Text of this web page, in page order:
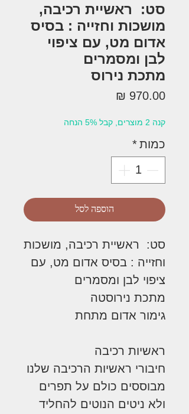
סט: ראשיית רכיבה,
מושכות וחזייה : בסיס
אדום מט, עם ציפוי
לבן ומסמרים
מתכת נירוס
קנה 2 מוצרים, קבל 5% הנחה
כמות*
הוספה לסל
סט: ראשיית רכיבה, מושכות
וחזייה : בסיס אדום מט, עם
ציפוי לבן ומסמרים
מתכת נירוסטה
גימור אדום מתחת
ראשיות רכיבה
חיבורי ראשיות הרכיבה שלנו
מבוססים כולם על תפרים
ולא ניטים הנוטים להחליד